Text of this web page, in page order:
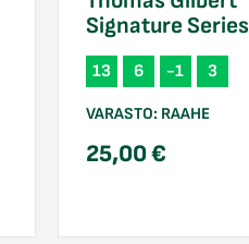
Signature Series
13 6 -1 3
VARASTO: RAAHE
25,00€